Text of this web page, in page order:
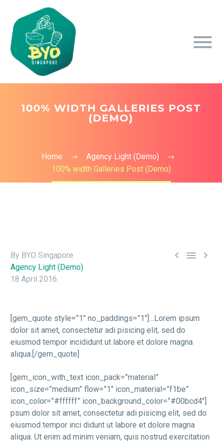
100% WIDTH GALLERIES POST
(DEMO)
Home
Agency Light (Demo)
100% width Galleries Post (Demo)
  
By BYO Singapore
Agency Light (Demo)
18 April 2016
[gem_quote style=”1″ no_paddings=”1″]…Lorem ipsum
dolor sit amet, consectetur adi pisicing elit, sed do
eiusmod tempor incididunt ut labore et dolore magna
aliqua.[/gem_quote]
[gem_icon_with_text icon_pack=”material”
icon_size=”medium” flow=”1″ icon_material=”f1be”
icon_color=”#ffffff” icon_background_color=”#00bcd4″]
psum dolor sit amet, consectetur adi pisicing elit, sed do
eiusmod tempor inci didunt ut labore et dolore magna
aliqua. Ut enim ad minim veniam, quis nostrud exercitation